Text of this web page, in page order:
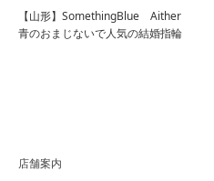
【山形】SomethingBlue Aither
青のおまじないで人気の結婚指輪
店舗案内